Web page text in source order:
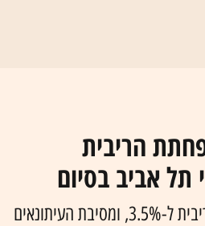
הריבית
תל אביב בסיום
בנק ישראל הפחית את הריבית ל-3.5%, ומסיבת העיתונאים